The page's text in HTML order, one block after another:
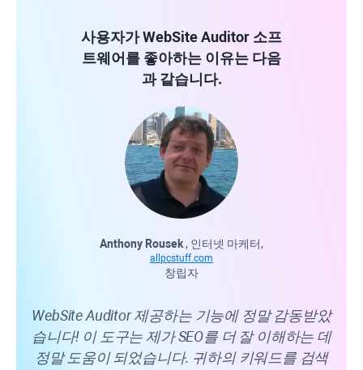
사용자가WebSite Auditor 소프
트웨어를 좋아하는 이유는 다음
과 같습니다.
Anthony Rousek, 인터넷 마케터,
allpcstuff.com
창립자
WebSite Auditor제공하는 기능에 정말 감동받았
습니다! 이 도구는 제가 SEO를 더 잘 이해하는 데
정말 도움이 되었습니다. 귀하의 키워드를 검색